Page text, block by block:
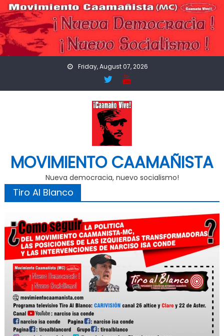
Skip
to
content
Friday, August 07, 2026
MOVIMIENTO CAAMAÑISTA
Nueva democracia, nuevo socialismo!
Tiro Al Blanco